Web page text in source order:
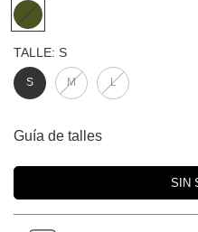
TALLE: S
S M L
Guía de talles